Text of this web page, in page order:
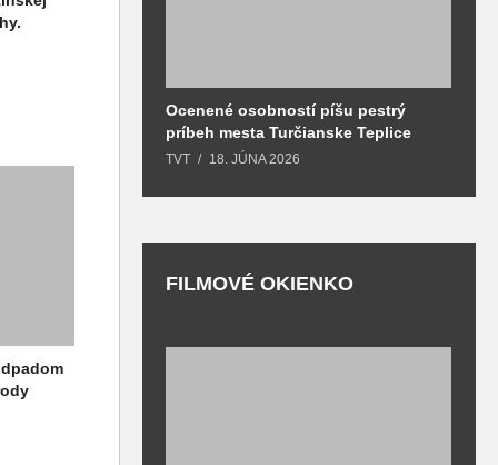
Ocenené osobností píšu pestrý
príbeh mesta Turčianske Teplice
TVT 18. JÚNA 2026
FILMOVÉ OKIENKO